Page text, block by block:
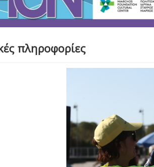
πληροφορίες